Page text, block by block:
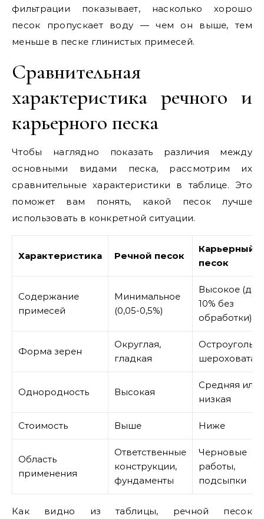
фильтрации показывает, насколько хорошо
песок пропускает воду — чем он выше, тем
меньше в песке глинистых примесей.
Сравнительная
характеристика речного и
карьерного песка
Чтобы наглядно показать различия между
основными видами песка, рассмотрим их
сравнительные характеристики в таблице. Это
поможет вам понять, какой песок лучше
использовать в конкретной ситуации.
Характеристика Речной песок
Карьерный
песок
Содержание
примесей
Минимальное
(0,05-0,5%)
Высокое (до
10% без
обработки)
Форма зерен
Округлая,
гладкая
шероховатая
Однородность Высокая
Средняя или
низкая
Стоимость Выше Ниже
Область
применения
Ответственные
конструкции,
фундаменты
Черновые
работы,
подсыпки
Как видно из таблицы, речной песок